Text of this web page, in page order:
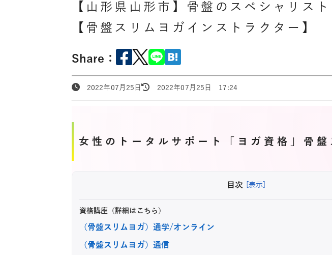
【山形県山形市】骨盤のスペシャリス
【骨盤スリムヨガインストラクター】
Share：
2022年07月25日 2022年07月25日 17:24
女性のトータルサポート「ヨガ資格」骨盤
目次 [表示]
資格講座（詳細はこちら）
（骨盤スリムヨガ）通学/オンライン
（骨盤スリムヨガ）通信